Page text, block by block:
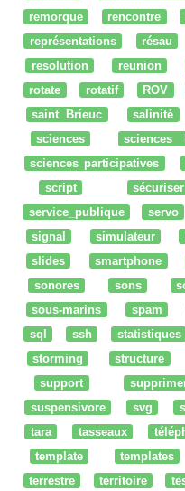
remorque
rencontre
représentations
résau
resolution
reunion
rotate
rotatif ROV
saint Brieuc
salinité
sciences
sciences
sciences participatives
script
sécuriser
service_publique
servo
signal
simulateur
slides
smartphone
sonores
sons
sous-marins
spam
sql
ssh statistiques
storming
structure
support
suspensivore
svg
tara
tasseaux
template
templates
terrestre
territoire